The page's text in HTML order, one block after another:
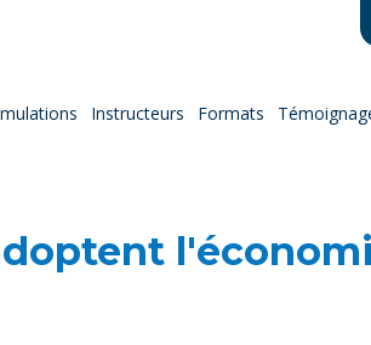
Instructeurs Formats